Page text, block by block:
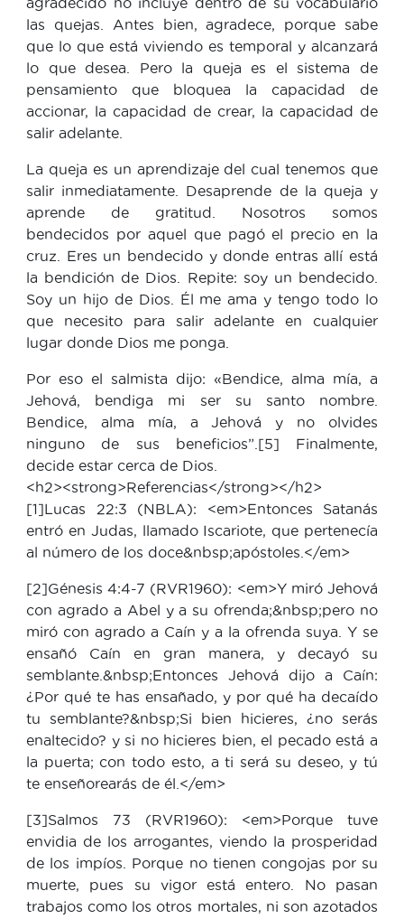
las quejas. Antes bien, agradece, porque sabe
que lo que está viviendo es temporal y alcanzará
lo que desea. Pero la queja es el sistema de
pensamiento que bloquea la capacidad de
accionar, la capacidad de crear, la capacidad de
salir adelante.
La queja es un aprendizaje del cual tenemos que
salir inmediatamente. Desaprende de la queja y
aprende de gratitud. Nosotros somos
bendecidos por aquel que pagó el precio en la
cruz. Eres un bendecido y donde entras allí está
la bendición de Dios. Repite: soy un bendecido.
Soy un hijo de Dios. Él me ama y tengo todo lo
que necesito para salir adelante en cualquier
lugar donde Dios me ponga.
Por eso el salmista dijo: «Bendice, alma mía, a
Jehová, bendiga mi ser su santo nombre.
Bendice, alma mía, a Jehová y no olvides
ninguno de sus beneficios”.[5] Finalmente,
decide estar cerca de Dios.
<h2><strong>Referencias</strong></h2>
[1]Lucas 22:3 (NBLA): <em>Entonces Satanás
entró en Judas, llamado Iscariote, que pertenecía
al número de los doce&nbsp;apóstoles.</em>
[2]Génesis 4:4-7 (RVR1960): <em>Y miró Jehová
con agrado a Abel y a su ofrenda;&nbsp;pero no
miró con agrado a Caín y a la ofrenda suya. Y se
ensañó Caín en gran manera, y decayó su
semblante.&nbsp;Entonces Jehová dijo a Caín:
¿Por qué te has ensañado, y por qué ha decaído
tu semblante?&nbsp;Si bien hicieres, ¿no serás
enaltecido? y si no hicieres bien, el pecado está a
la puerta; con todo esto, a ti será su deseo, y tú
te enseñorearás de él.</em>
[3]Salmos 73 (RVR1960): <em>Porque tuve
envidia de los arrogantes, viendo la prosperidad
de los impíos. Porque no tienen congojas por su
muerte, pues su vigor está entero. No pasan
trabajos como los otros mortales, ni son azotados